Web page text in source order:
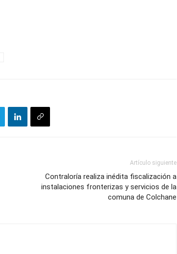
Artículo siguiente
Contraloría realiza inédita fiscalización a
instalaciones fronterizas y servicios de la
comuna de Colchane